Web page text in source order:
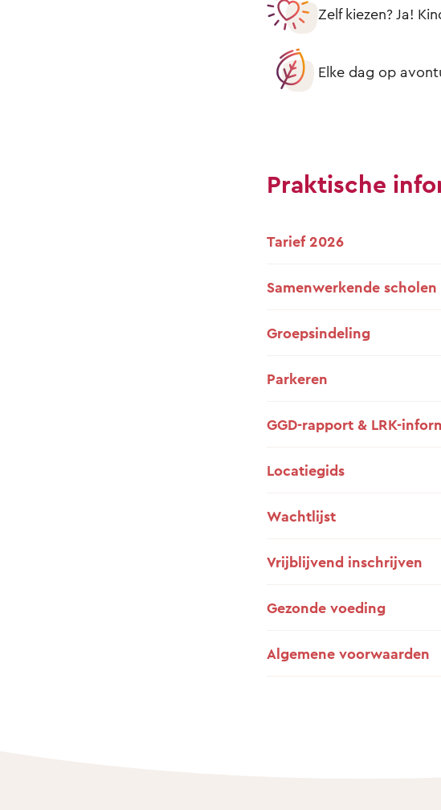
Zelf kiezen? Ja!
Elke dag op
Praktische
Tarief 2026
Samenwerkende scholen
Groepsindeling
Parkeren
GGD-rapport & LRK-
Locatiegids
Wachtlijst
Vrijblijvend inschrijven
Gezonde voeding
Algemene voorwaarden